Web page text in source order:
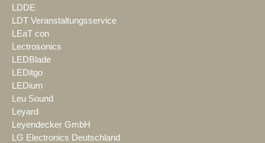
LDDE
LDT Veranstaltungsservice
LEaT con
Lectrosonics
LEDBlade
LEDitgo
LEDium
Leu Sound
Leyard
Leyendecker GmbH
LG Electronics Deutschland